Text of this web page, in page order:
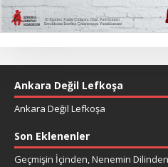
Ankara Değil Lefkoşa
Ankara Değil Lefkoşa
Son Eklenenler
Geçmişin İçinden, Nenemin Dilinden